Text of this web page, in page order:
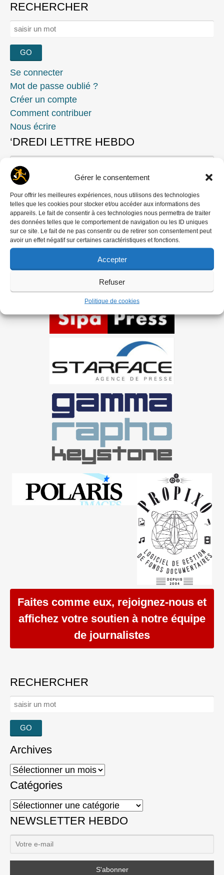
Gérer le consentement
Pour offrir les meilleures expériences, nous utilisons des technologies
telles que les cookies pour stocker et/ou accéder aux informations des
appareils. Le fait de consentir à ces technologies nous permettra de traiter
des données telles que le comportement de navigation ou les ID uniques
sur ce site. Le fait de ne pas consentir ou de retirer son consentement peut
avoir un effet négatif sur certaines caractéristiques et fonctions.
Accepter
Refuser
Politique de cookies
RECHERCHER
Rechercher :
Se connecter
Mot de passe oublié ?
Créer un compte
Comment contribuer
Nous écrire
‘DREDI LETTRE HEBDO
Ils nous soutiennent
Faites comme eux, rejoignez-nous et
affichez votre soutien à notre équipe
de journalistes
RECHERCHER
Rechercher :
Archives
Archives
Catégories
Catégories
NEWSLETTER HEBDO